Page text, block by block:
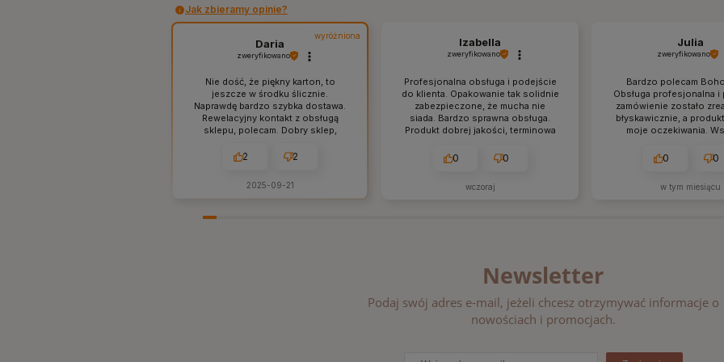
Jak zbieramy opinie?
wyróżniona
Daria
zweryfikowano
Nie dość, że piękny karton, to
jeszcze w środku ślicznie.
Naprawdę bardzo szybka dostawa.
Rewelacyjny kontakt z obsługą
sklepu, polecam. Dobry sklep,
naciągactwa. W sam raz dla mnie,
2 2
2025-09-21
Izabella
zweryfikowano
Profesjonalna obsługa i podejście
do klienta. Opakowanie tak solidnie
zabezpieczone, że mucha nie
siada. Bardzo sprawna obsługa.
Produkt dobrej jakości, terminowa
0 0
wczoraj
Julia
zweryfikowano
Bardzo polecam
Obsługa profesjonalna i
zamówienie zostało
błyskawicznie, a
moje oczekiwania.
dokładnie tak, jak w
pewno wrócę tu po
0 0
w tym miesiącu
Newsletter
Podaj swój adres e-mail, jeżeli chcesz otrzymywać informacje o
nowościach i promocjach.